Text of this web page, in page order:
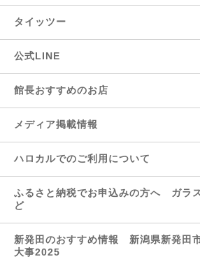
タイッツー
公式LINE
館長おすすめのお店
メディア掲載情報
ハロカルでのご利用について
ふるさと納税でお申込みの方へ ガラ
ど
新発田のおすすめ情報 新潟県新発
大事2025